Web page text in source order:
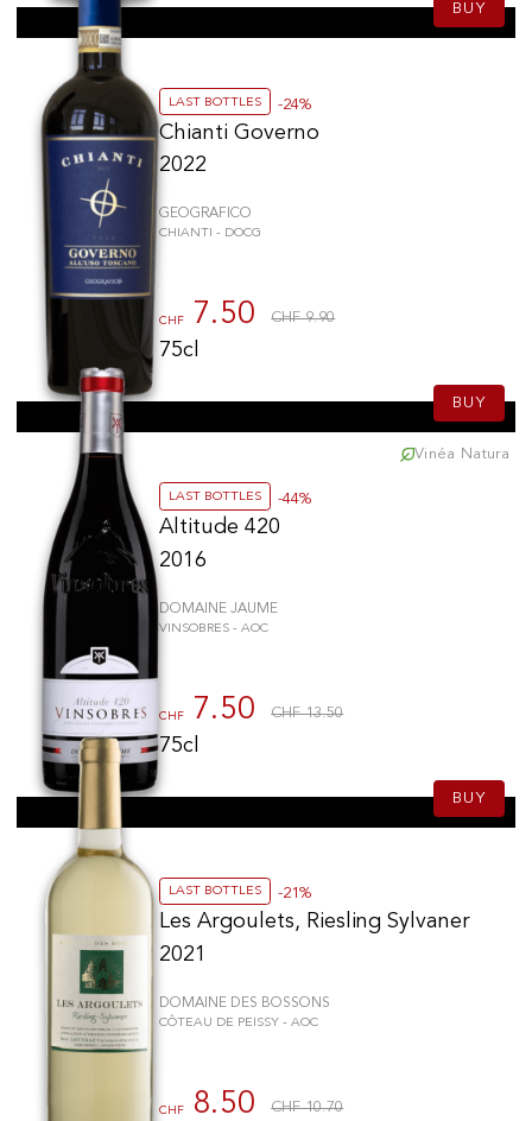
Château Bouscaut
Château Ormes de Pez
Lionel Osmin & Cie(1)
Belvento
(1)
Château Lamothe-Bergeron
Domaine Saint-Sébaste
BUY
LAST BOTTLES -24%
Chianti Governo
2022
GEOGRAFICO
CHIANTI - DOCG
CHF 7.50 CHF 9.90
75cl
BUY
LAST BOTTLES -44%
Altitude 420
2016
DOMAINE JAUME
VINSOBRES - AOC
CHF 7.50 CHF 13.50
75cl
BUY
Vinéa Natura
LAST BOTTLES -21%
Les Argoulets, Riesling Sylvaner
2021
DOMAINE DES BOSSONS
CÔTEAU DE PEISSY - AOC
CHF 8.50 CHF 10.70